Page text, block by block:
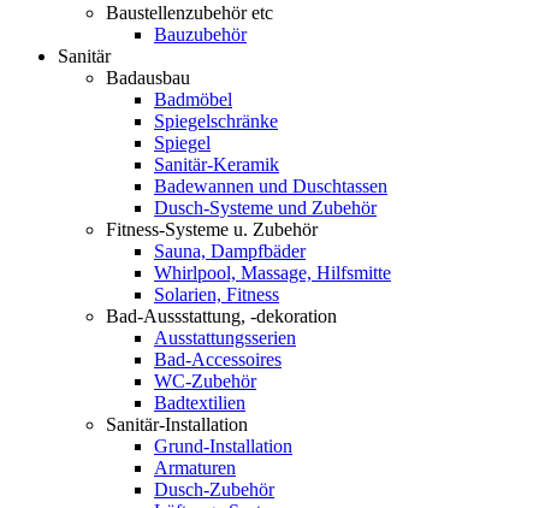
Baustellenzubehör etc
Bauzubehör
Sanitär
Badausbau
Badmöbel
Spiegelschränke
Spiegel
Sanitär-Keramik
Badewannen und Duschtassen
Dusch-Systeme und Zubehör
Fitness-Systeme u. Zubehör
Sauna, Dampfbäder
Whirlpool, Massage, Hilfsmitte
Solarien, Fitness
Bad-Aussstattung, -dekoration
Ausstattungsserien
Bad-Accessoires
WC-Zubehör
Badtextilien
Sanitär-Installation
Grund-Installation
Armaturen
Dusch-Zubehör